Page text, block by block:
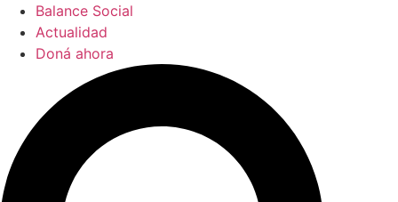
Balance Social
Actualidad
Doná ahora